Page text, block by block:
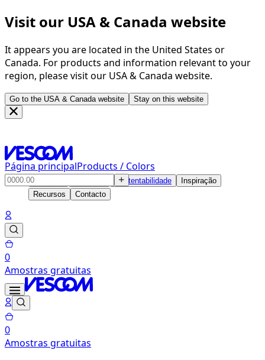
Visit our USA & Canada website
It appears you are located in the United States or
Canada. For products and information relevant to your
region, please visit our USA & Canada website.
Go to the USA & Canada website Stay on this website
Página principalProducts / Colors
Produtos Sustentabilidade
Inspiração
Recursos
Contacto
0
Amostras gratuitas
0
Amostras gratuitas